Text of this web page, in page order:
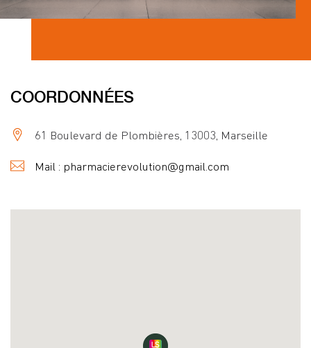
COORDONNÉES
61 Boulevard de Plombières, 13003, Marseille
Mail : pharmacierevolution@gmail.com